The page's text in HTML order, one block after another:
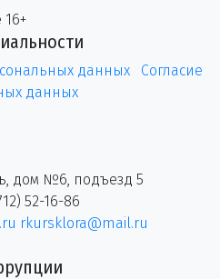
данных
Согласие
данных
дом №6, подъезд 5
52-16-86
rkursklora@mail.ru